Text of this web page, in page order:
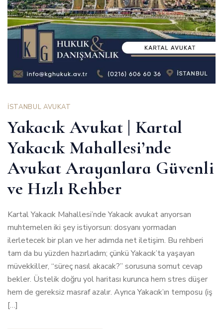
İSTANBUL AVUKAT
Yakacık Avukat | Kartal
Yakacık Mahallesi’nde
Avukat Arayanlara Güvenli
ve Hızlı Rehber
Kartal Yakacık Mahallesi’nde Yakacık avukat arıyorsan
muhtemelen iki şey istiyorsun: dosyanı yormadan
ilerletecek bir plan ve her adımda net iletişim. Bu rehberi
tam da bu yüzden hazırladım; çünkü Yakacık’ta yaşayan
müvekkiller, “süreç nasıl akacak?” sorusuna somut cevap
bekler. Üstelik doğru yol haritası kurunca hem stres düşer
hem de gereksiz masraf azalır. Ayrıca Yakacık’ın temposu (iş
[…]